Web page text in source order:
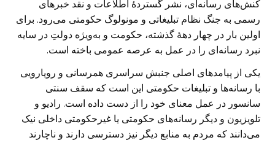
کنش‌های رسانه‌‌ای، نشر گستردهٔ اطلاعات و نقد خبرهای
رسمی به جنگ نظام تبلیغاتی و مونولوگ حکومتی می‌رود. برای
اولین بار در چهار دههٔ گذشته، حکومت و به‌ویژه دولتِ در سایه
نبرد رسانه‌‌ای را در عمل به عرصه عمومی باخته است.
یکی از پیامدهای اصلی جنبش سراسری همرسانی و رویارویی
با رسانه‌ها و تبلیغات حکومتی این است که سقف سنتی
سانسور در عمل معنای خود را از دست داده است. رادیو و
تلویزیون و دیگر رسانه‌های حکومتی یا غیرحکومتی داخلی نیک
می‌دانند که مردم به منابع دیگر نیز دسترسی دارند و ناچارند